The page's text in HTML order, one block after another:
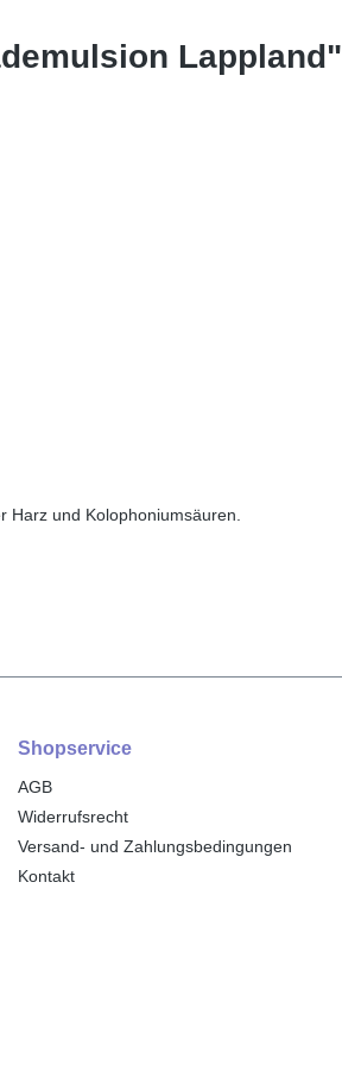
Lappland"
Harz und Kolophoniumsäuren.
Shopservice
AGB
Widerrufsrecht
Versand- und Zahlungsbedingungen
Kontakt